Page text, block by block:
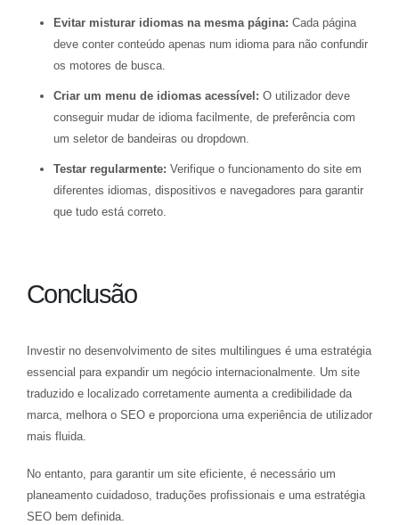
Evitar misturar idiomas na mesma página: Cada página
deve conter conteúdo apenas num idioma para não confundir
os motores de busca.
Criar um menu de idiomas acessível: O utilizador deve
conseguir mudar de idioma facilmente, de preferência com
um seletor de bandeiras ou dropdown.
Testar regularmente: Verifique o funcionamento do site em
diferentes idiomas, dispositivos e navegadores para garantir
que tudo está correto.
Conclusão
Investir no desenvolvimento de sites multilingues é uma estratégia
essencial para expandir um negócio internacionalmente. Um site
traduzido e localizado corretamente aumenta a credibilidade da
marca, melhora o SEO e proporciona uma experiência de utilizador
mais fluida.
No entanto, para garantir um site eficiente, é necessário um
planeamento cuidadoso, traduções profissionais e uma estratégia
SEO bem definida.